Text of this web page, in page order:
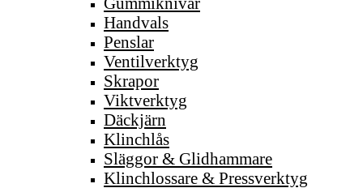
Handvals
Penslar
Ventilverktyg
Skrapor
Viktverktyg
Däckjärn
Klinchlås
Släggor & Glidhammare
Klinchlossare & Pressverktyg